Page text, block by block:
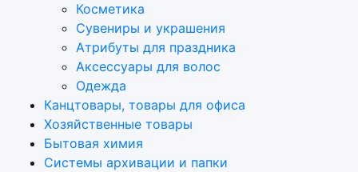
Косметика
Сувениры и украшения
Атрибуты для праздника
Аксеcсуары для волос
Одежда
Канцтовары, товары для офиса
Хозяйственные товары
Бытовая химия
Системы архивации и папки